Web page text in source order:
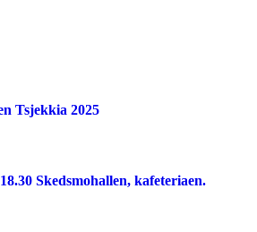
Tsjekkia 2025
Skedsmohallen, kafeteriaen.